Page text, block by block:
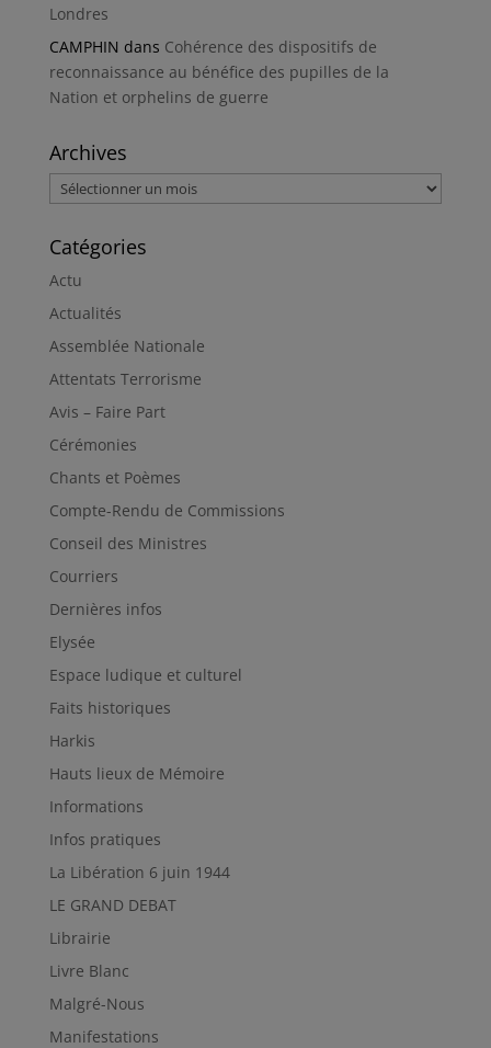
Londres
CAMPHIN dans Cohérence des dispositifs de
reconnaissance au bénéfice des pupilles de la
Nation et orphelins de guerre
Archives
Archives
Catégories
Actu
Actualités
Assemblée Nationale
Attentats Terrorisme
Avis – Faire Part
Cérémonies
Chants et Poèmes
Compte-Rendu de Commissions
Conseil des Ministres
Courriers
Dernières infos
Elysée
Espace ludique et culturel
Faits historiques
Harkis
Hauts lieux de Mémoire
Informations
Infos pratiques
La Libération 6 juin 1944
LE GRAND DEBAT
Librairie
Livre Blanc
Malgré-Nous
Manifestations